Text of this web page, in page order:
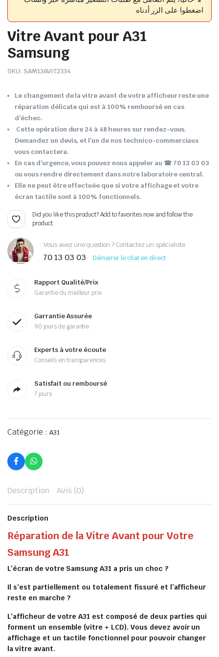
اضغطوا على الزر أدناه.
Vitre Avant pour A31
Samsung
SKU: SAM13AVIT2334
Le changement de la vitre avant de votre afficheur reste une
réparation délicate qui est à 100% remboursé en cas
d’échec.
Cette opération dure 24 à 48 heures sur rendez-vous.
Demandez un devis, et l’un de nos technico-commerciaux
vous contactera.
En cas d’urgence, vous pouvez nous appeler au ☎ 70 13 03 03
ou vous rendre directement dans notre laboratoire central.
Elle ne peut être effectuée que si votre affichage et votre
écran tactile sont à 100% fonctionnels.
Did you like this product? Add to favorites now and follow the
product.
Vous avez une question ? Contactez un spécialiste
70 13 03 03 Démarrer le chat en direct
Rapport Qualité/Prix
Garantie du meilleur prix
Garrantie Assurée
90 jours de garantie
Experts à votre écoute
Conseils en transparences
Satisfait ou remboursé
7 jours
Catégorie : A31
Description Avis (0)
Description
Réparation de la Vitre Avant pour Votre
Samsung A31
L’écran de votre Samsung A31 a pris un choc ?
Il s’est partiellement ou totalement fissuré et l’afficheur
reste en marche ?
L’afficheur de votre A31 est composé de deux parties qui
forment un ensemble (vitre + LCD). Vous devez avoir un
affichage et un tactile fonctionnel pour pouvoir changer
la vitre avant.